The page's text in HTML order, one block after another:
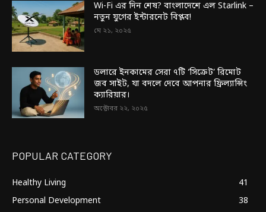
Wi-Fi এর দিন শেষ? বাংলাদেশে এল Starlink –
নতুন যুগের ইন্টারনেট বিপ্লব!
মে ২১, ২০২৫
ডলারে ইনকামের সেরা ৭টি ‘সিক্রেট’ রিমোট
জব সাইট, যা বদলে দেবে আপনার ফ্রিল্যান্সিং
ক্যারিয়ার।
অক্টোবর ২২, ২০২৫
POPULAR CATEGORY
Healthy Living
41
Personal Development
38